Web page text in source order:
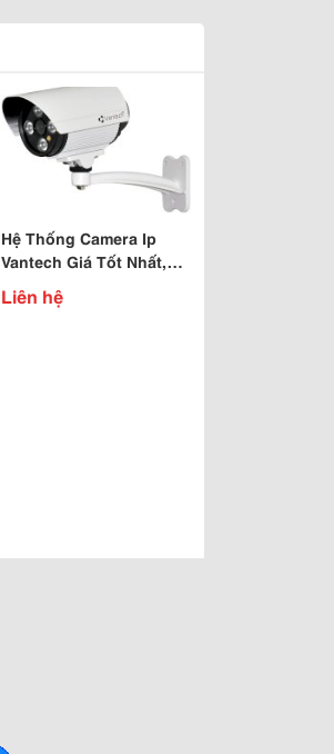
Hệ Thống Camera Ip
Vantech Giá Tốt Nhất,
Cho Hình Chất Chất
Lượng Cao.
Liên hệ